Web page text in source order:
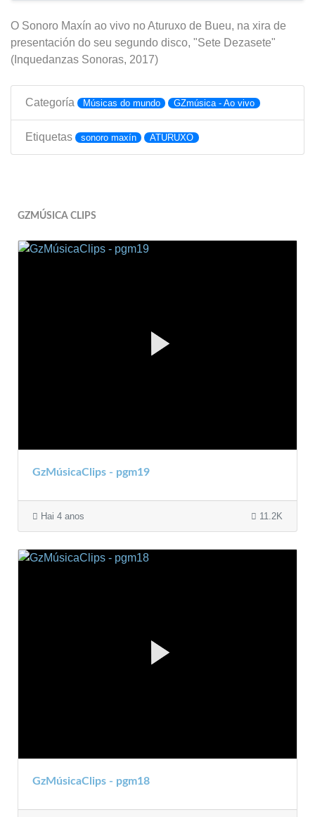
O Sonoro Maxín ao vivo no Aturuxo de Bueu, na xira de
presentación do seu segundo disco, "Sete Dezasete"
(Inquedanzas Sonoras, 2017)
Categoría Músicas do mundo GZmúsica - Ao vivo
Etiquetas sonoro maxín ATURUXO
GZMÚSICA CLIPS
GzMúsicaClips - pgm19
Hai 4 anos 11.2K
GzMúsicaClips - pgm18